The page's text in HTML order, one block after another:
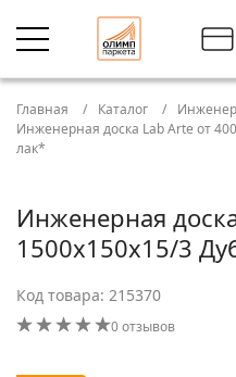
Главная Каталог
Инженерная доска Lab Arte от
лак*
Инженерная
1500х150х15/3
Код товара: 215370
0 отзывов